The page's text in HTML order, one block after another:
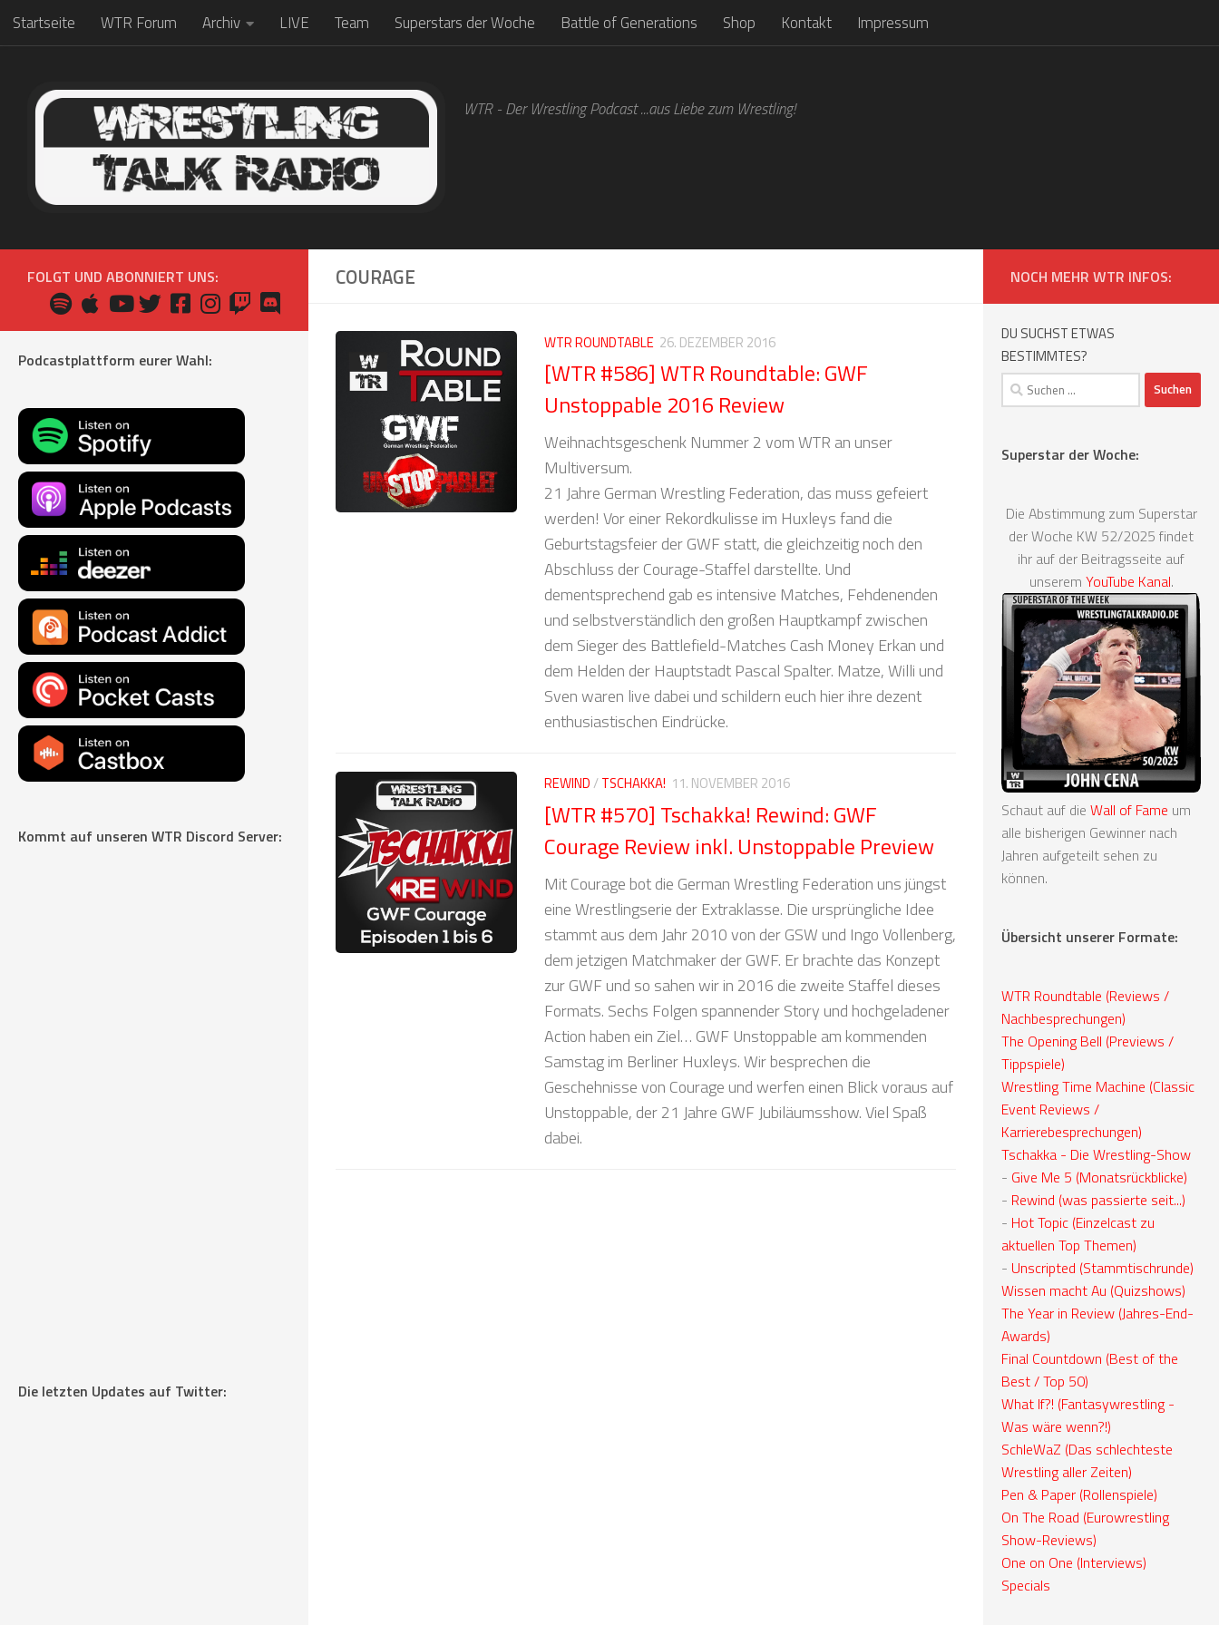
Zum Inhalt springen
Startseite WTR Forum Archiv LIVE Team Superstars der Woche Battle of Generations Shop Kontakt Impressum
WTR - Der Wrestling Podcast ...aus Liebe zum Wrestling!
COURAGE
WTR ROUNDTABLE 26. DEZEMBER 2016
[WTR #586] WTR Roundtable: GWF
Unstoppable 2016 Review
Weihnachtsgeschenk Nummer 2 vom WTR an unser
Multiversum.
21 Jahre German Wrestling Federation, das muss gefeiert
werden! Vor einer Rekordkulisse im Huxleys fand die
Geburtstagsfeier der GWF statt, die gleichzeitig noch den
Abschluss der Courage-Staffel darstellte. Und
dementsprechend gab es intensive Matches, Fehdenenden
und selbstverständlich den großen Hauptkampf zwischen
dem Sieger des Battlefield-Matches Cash Money Erkan und
dem Helden der Hauptstadt Pascal Spalter. Matze, Willi und
Sven waren live dabei und schildern euch hier ihre dezent
enthusiastischen Eindrücke.
REWIND/TSCHAKKA! 11. NOVEMBER 2016
[WTR #570] Tschakka! Rewind: GWF
Courage Review inkl. Unstoppable Preview
Mit Courage bot die German Wrestling Federation uns jüngst
eine Wrestlingserie der Extraklasse. Die ursprüngliche Idee
stammt aus dem Jahr 2010 von der GSW und Ingo Vollenberg,
dem jetzigen Matchmaker der GWF. Er brachte das Konzept
zur GWF und so sahen wir in 2016 die zweite Staffel dieses
Formats. Sechs Folgen spannender Story und hochgeladener
Action haben ein Ziel… GWF Unstoppable am kommenden
Samstag im Berliner Huxleys. Wir besprechen die
Geschehnisse von Courage und werfen einen Blick voraus auf
Unstoppable, der 21 Jahre GWF Jubiläumsshow. Viel Spaß
dabei.
FOLGT UND ABONNIERT UNS:
Podcastplattform eurer Wahl:
Kommt auf unseren WTR Discord Server:
Die letzten Updates auf Twitter:
NOCH MEHR WTR INFOS:
DU SUCHST ETWAS
BESTIMMTES?
Suchen
nach:
Superstar der Woche:
Die Abstimmung zum Superstar
der Woche KW 52/2025 findet
ihr auf der Beitragsseite auf
unserem YouTube Kanal.
Schaut auf die Wall of Fame um
alle bisherigen Gewinner nach
Jahren aufgeteilt sehen zu
können.
Übersicht unserer Formate:
WTR Roundtable (Reviews /
Nachbesprechungen)
The Opening Bell (Previews /
Tippspiele)
Wrestling Time Machine (Classic
Event Reviews /
Karrierebesprechungen)
Tschakka - Die Wrestling-Show
- Give Me 5 (Monatsrückblicke)
- Rewind (was passierte seit...)
- Hot Topic (Einzelcast zu
aktuellen Top Themen)
- Unscripted (Stammtischrunde)
Wissen macht Au (Quizshows)
The Year in Review (Jahres-End-
Awards)
Final Countdown (Best of the
Best / Top 50)
What If?! (Fantasywrestling -
Was wäre wenn?!)
SchleWaZ (Das schlechteste
Wrestling aller Zeiten)
Pen & Paper (Rollenspiele)
On The Road (Eurowrestling
Show-Reviews)
One on One (Interviews)
Specials